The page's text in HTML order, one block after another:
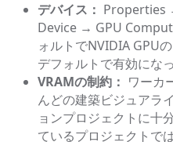
デバイス： Properties
Device → GPU
ォルトでNVIDIA GPU
デフォルトで有効にな
VRAMの制約： ワーカ
んどの建築ビジュアラ
ョンプロジェクトに十
ているプロジェクト